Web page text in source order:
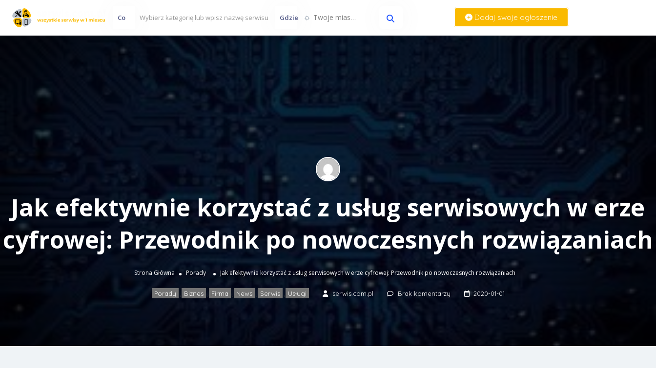
Co Gdzie Twoje miasto... Dodaj swoje ogłoszenie
Jak efektywnie korzystać z usług serwisowych w erze
cyfrowej: Przewodnik po nowoczesnych rozwiązaniach
Strona Główna Porady Jak efektywnie korzystać z usług serwisowych w erze cyfrowej: Przewodnik po nowoczesnych rozwiązaniach
Porady Biznes Firma News Serwis Usługi serwis.com.pl Brak komentarzy 2020-01-01